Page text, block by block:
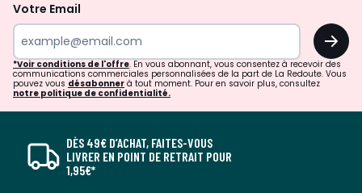
Votre Email
OK
*Voir conditions de l'offre. En vous abonnant, vous consentez à recevoir des
communications commerciales personnalisées de la part de La Redoute. Vous
pouvez vous désabonner à tout moment. Pour en savoir plus, consultez
notre politique de confidentialité.
DÈS 49€ D’ACHAT, FAITES-VOUS
LIVRER EN POINT DE RETRAIT POUR
1,95€*